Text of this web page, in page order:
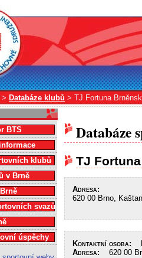
> Databáze klubů > TJ Fortuna
Databáze
TJ
Adresa:
620 00 Brno,
Kontaktní osoba:
Adresa: 620 00
BTS
klubů
v Brně
svazů
úspěchy